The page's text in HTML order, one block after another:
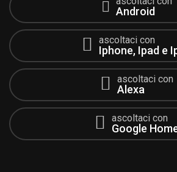
Android
ascoltaci con
Iphone, Ipad e
ascoltaci con
Alexa
ascoltaci con
Google